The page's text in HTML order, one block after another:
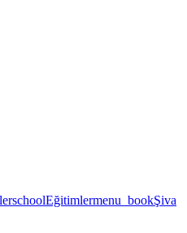
schoolEğitimlermenu_bookŞiva